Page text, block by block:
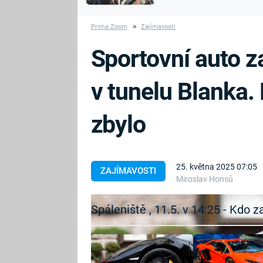
PRVNÍ SVĚTOVÁ
BRITSKÁ
RODINA
Prima Zoom ■ Zajímavosti
ZAJÍMAVOSTI
25. května 2025 07:05
Miroslav Honsů
Sportovní auto
v tunelu Blanka.
zbylo
Spáleniště , 11.5. v 14:25 - Kdo